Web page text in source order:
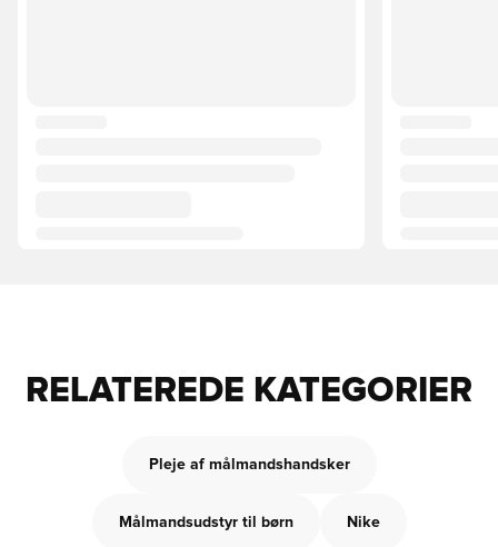
RELATEREDE KATEGORIER
Pleje af målmandshandsker
Målmandsudstyr til børn Nike